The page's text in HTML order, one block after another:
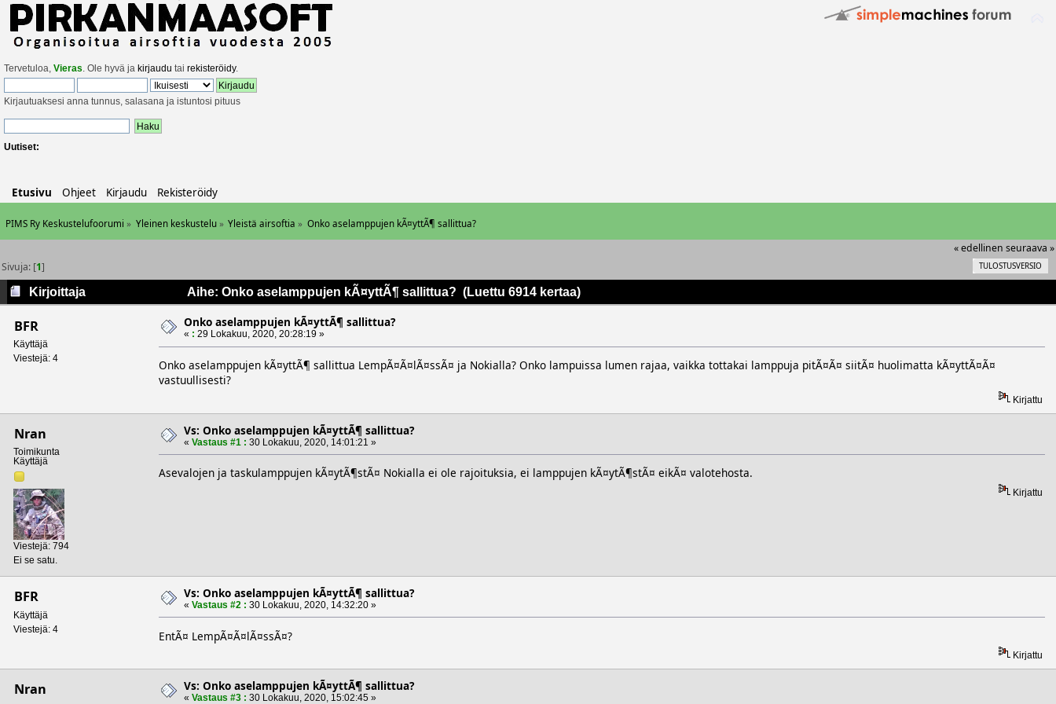
Tervetuloa, Vieras. Ole hyvä ja kirjaudu tai rekisteröidy.
Kirjautuaksesi anna tunnus, salasana ja istuntosi pituus
Uutiset:
Etusivu Ohjeet Kirjaudu Rekisteröidy
PIMS Ry Keskustelufoorumi » Yleinen keskustelu» Yleistä airsoftia » Onko aselamppujen kÃ¤yttÃ¶ sallittua?
« edellinen seuraava »
TULOSTUSVERSIO
Sivuja: [1]
Kirjoittaja Aihe: Onko aselamppujen kÃ¤yttÃ¶ sallittua? (Luettu 6914 kertaa)
BFR
Käyttäjä
Viestejä: 4
Onko aselamppujen kÃ¤yttÃ¶ sallittua?
« : 29 Lokakuu, 2020, 20:28:19 »
Onko aselamppujen kÃ¤yttÃ¶ sallittua LempÃ¤Ã¤lÃ¤ssÃ¤ ja Nokialla? Onko lampuissa lumen rajaa, vaikka tottakai lamppuja pitÃ¤Ã¤ siitÃ¤ huolimatta kÃ¤yttÃ¤Ã¤
vastuullisesti?
Kirjattu
Nran
Toimikunta
Käyttäjä
Viestejä: 794
Ei se satu.
Vs: Onko aselamppujen kÃ¤yttÃ¶ sallittua?
«Vastaus #1 : 30 Lokakuu, 2020, 14:01:21 »
Asevalojen ja taskulamppujen kÃ¤ytÃ¶stÃ¤ Nokialla ei ole rajoituksia, ei lamppujen kÃ¤ytÃ¶stÃ¤ eikÃ¤ valotehosta.
Kirjattu
BFR
Käyttäjä
Viestejä: 4
Vs: Onko aselamppujen kÃ¤yttÃ¶ sallittua?
«Vastaus #2 : 30 Lokakuu, 2020, 14:32:20 »
EntÃ¤ LempÃ¤Ã¤lÃ¤ssÃ¤?
Kirjattu
Nran Vs: Onko aselamppujen kÃ¤yttÃ¶ sallittua?
«Vastaus #3 : 30 Lokakuu, 2020, 15:02:45 »